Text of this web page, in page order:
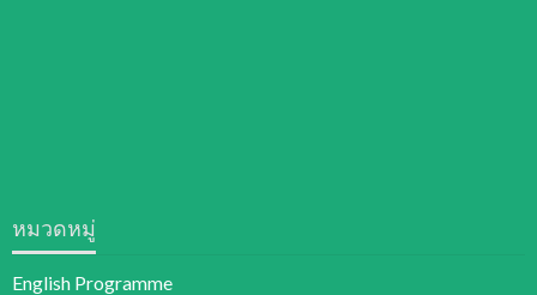
หมวดหมู่
English Programme